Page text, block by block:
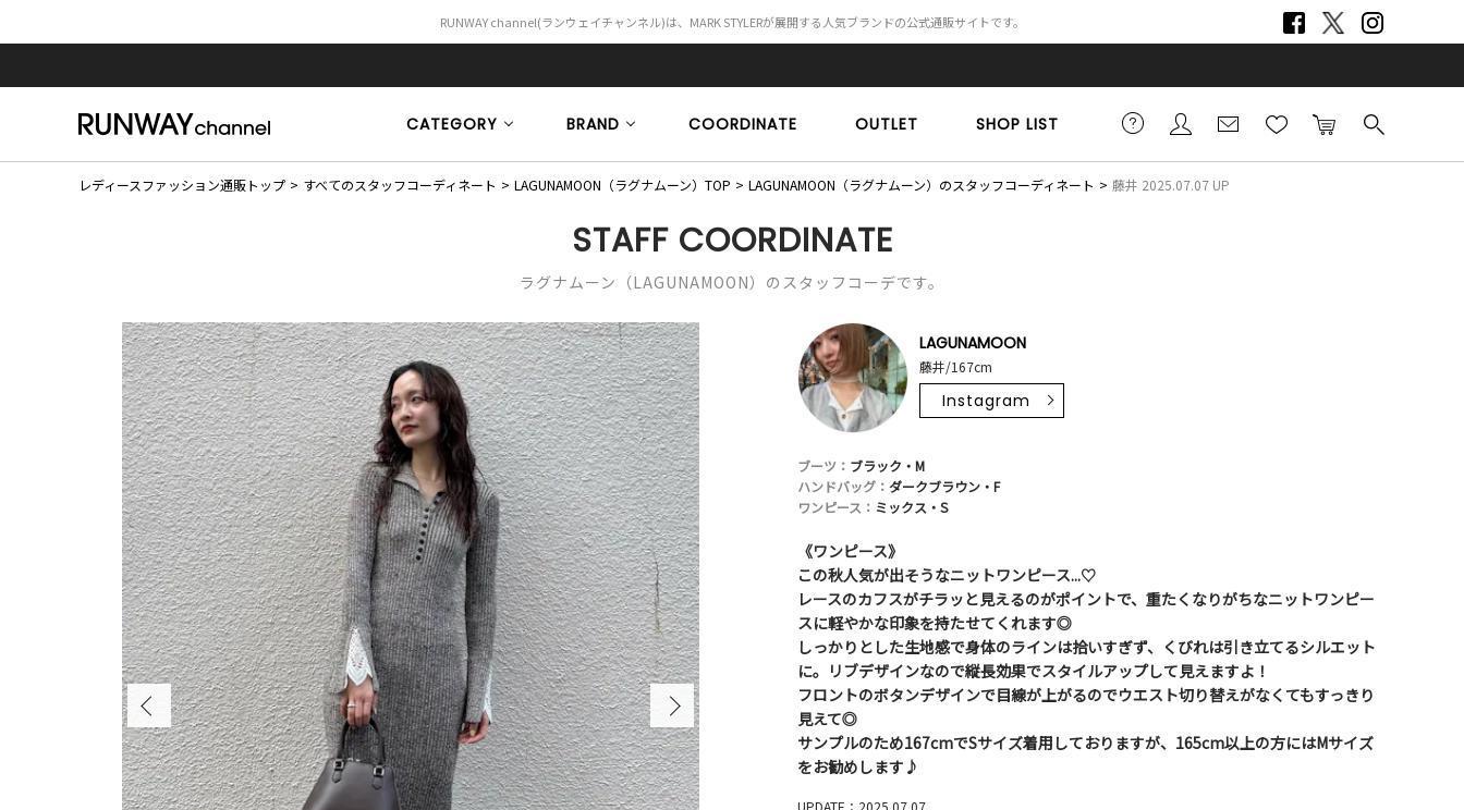
RUNWAY channel(ランウェイチャンネル)は、MARK STYLERが展開する人気ブランドの公式通販サイトです。
CATEGORY BRAND COORDINATE OUTLET SHOP LIST
レディースファッション通販トップ すべてのスタッフコーディネート LAGUNAMOON（ラグナムーン）TOP LAGUNAMOON（ラグナムーン）のスタッフコーディネート 藤井 2025.07.07 UP
STAFF COORDINATE
ラグナムーン（LAGUNAMOON）のスタッフコーデです。
LAGUNAMOON
藤井/167cm
Instagram
ブーツ： ブラック・M
ハンドバッグ： ダークブラウン・F
ワンピース： ミックス・S
《ワンピース》
この秋人気が出そうなニットワンピース...♡
レースのカフスがチラッと見えるのがポイントで、重たくなりがちなニットワンピー
スに軽やかな印象を持たせてくれます◎
しっかりとした生地感で身体のラインは拾いすぎず、くびれは引き立てるシルエット
に。リブデザインなので縦長効果でスタイルアップして見えますよ！
フロントのボタンデザインで目線が上がるのでウエスト切り替えがなくてもすっきり
見えて◎
サンプルのため167cmでSサイズ着用しておりますが、165cm以上の方にはMサイズ
をお勧めします♪
UPDATE：2025.07.07